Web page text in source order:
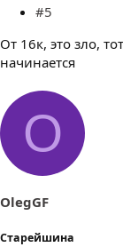
#5
От 16к, это зло,
начинается
O
OlegGF
Старейшина